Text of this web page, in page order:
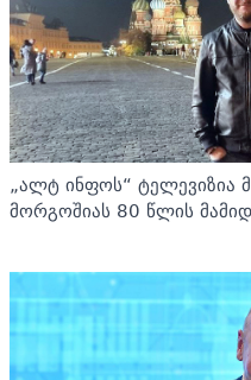
„ალტ ინფოს“ ტელევიზია
მორგოშიას 80 წლის